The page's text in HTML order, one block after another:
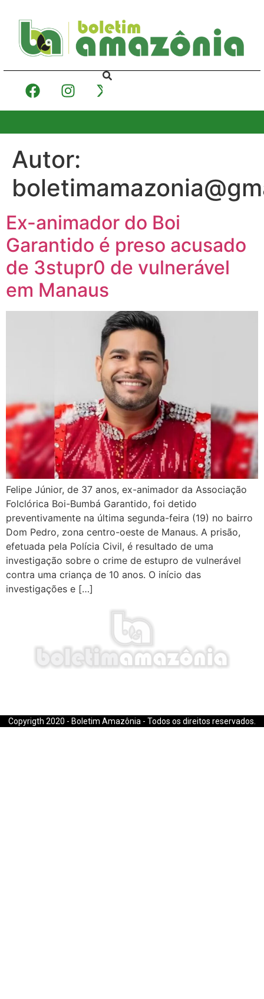
Autor:
Ex-animador do Boi
Garantido é preso acusado
de 3stupr0 de vulnerável
em Manaus
Felipe Júnior, de 37 anos, ex-animador da Associação
Folclórica Boi-Bumbá Garantido, foi detido
preventivamente na última segunda-feira (19) no bairro
Dom Pedro, zona centro-oeste de Manaus. A prisão,
efetuada pela Polícia Civil, é resultado de uma
investigação sobre o crime de estupro de vulnerável
contra uma criança de 10 anos. O início das
investigações e […]
Copyrigth 2020 - Boletim Amazônia - Todos os direitos reservados.